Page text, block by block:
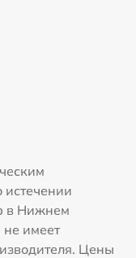
в Нижнем
не имеет
Цены